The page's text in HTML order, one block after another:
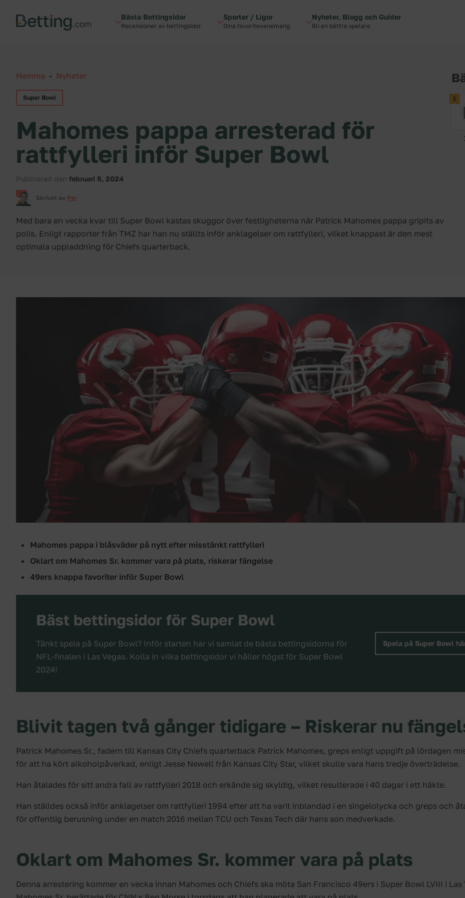
Bästa Bettingsidor
Recensioner av bettingsidor
Sporter / Ligor
Dina favoritevenemang
Nyheter, Blogg och Guider
Bli en bättre spelare
Hemma • Nyheter
Super Bowl
Mahomes pappa arresterad för
rattfylleri inför Super Bowl
Publicerad den februari 5, 2024
Skrivet av Per
Med bara en vecka kvar till Super Bowl kastas skuggor över festligheterna när Patrick Mahomes pappa gripits av
polis. Enligt rapporter från TMZ har han nu ställts inför anklagelser om rattfylleri, vilket knappast är den mest
optimala uppladdning för Chiefs quarterback.
1
Mahomes pappa i blåsväder på nytt efter misstänkt rattfylleri
Oklart om Mahomes Sr. kommer vara på plats, riskerar fängelse
49ers knappa favoriter inför Super Bowl
Bäst bettingsidor för Super Bowl
Tänkt spela på Super Bowl? Inför starten har vi samlat de bästa bettingsidorna för
NFL-finalen i Las Vegas. Kolla in vilka bettingsidor vi håller högst för Super Bowl
2024!
Spela på Super Bowl
Blivit tagen två gånger tidigare – Riskerar nu
Patrick Mahomes Sr., fadern till Kansas City Chiefs quarterback Patrick Mahomes, greps enligt uppgift på lördagen
för att ha kört alkoholpåverkad, enligt Jesse Newell från Kansas City Star, vilket skulle vara hans tredje överträdelse.
Han åtalades för sitt andra fall av rattfylleri 2018 och erkände sig skyldig, vilket resulterade i 40 dagar i ett häkte.
Han ställdes också inför anklagelser om rattfylleri 1994 efter att ha varit inblandad i en singelolycka och greps och
för offentlig berusning under en match 2016 mellan TCU och Texas Tech där hans son medverkade.
Oklart om Mahomes Sr. kommer vara på plats
Denna arrestering kommer en vecka innan Mahomes och Chiefs ska möta San Francisco 49ers i Super Bowl LVIII i Las